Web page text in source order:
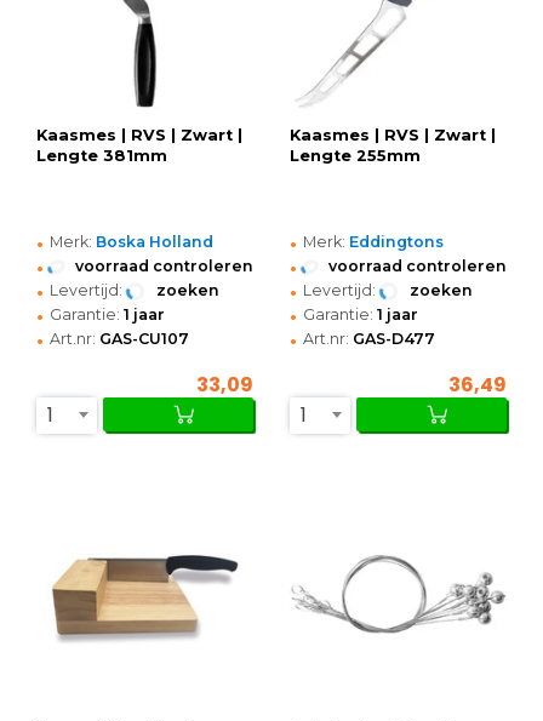
Kaasmes | RVS | Zwart |
Lengte 381mm
• Merk: Boska Holland
• voorraad controleren
• Levertijd: zoeken
• Garantie: 1 jaar
• Art.nr: GAS-CU107
33,09
1
Kaasmes | RVS | Zwart |
Lengte 255mm
• Merk: Eddingtons
• voorraad controleren
• Levertijd: zoeken
• Garantie: 1 jaar
• Art.nr: GAS-D477
36,49
1